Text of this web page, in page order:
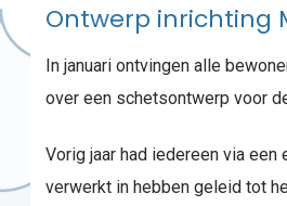
Ontwerp inrichting
In januari ontvingen alle
over een schetsontwerp voor
Vorig jaar had iedereen via
verwerkt in hebben geleid tot